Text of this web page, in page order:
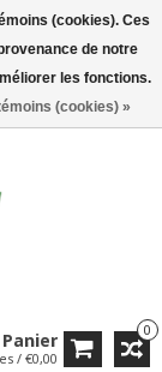
0
Panier
/ €0,00
(cookies). Ces
de notre
les fonctions.
(cookies) »